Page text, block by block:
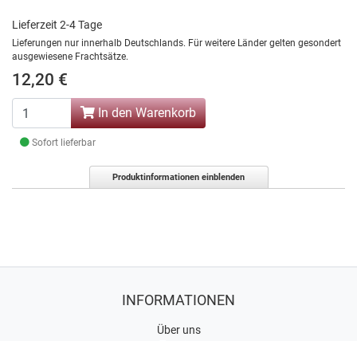
Lieferzeit 2-4 Tage
Lieferungen nur innerhalb Deutschlands. Für weitere Länder gelten gesondert
ausgewiesene Frachtsätze.
12,20 €
In den Warenkorb
Sofort lieferbar
Produktinformationen einblenden
INFORMATIONEN
Über uns